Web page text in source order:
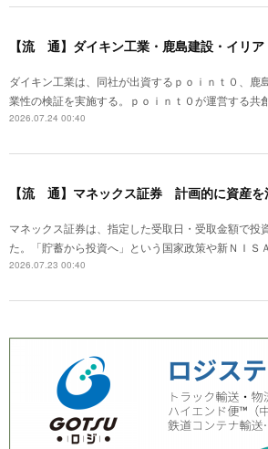
【流 通】ダイキン工業・鹿島建設・イリ
ダイキン工業は、同社が出資するｐｏｉｎｔ０、
業性の検証を実施する。ｐｏｉｎｔ０が運営する
2026.07.24 00:40
【流 通】マネックス証券 計画的に資産を
マネックス証券は、指定した受取日・受取金額で
た。「貯蓄から投資へ」という国家政策や新ＮＩ
2026.07.23 00:40